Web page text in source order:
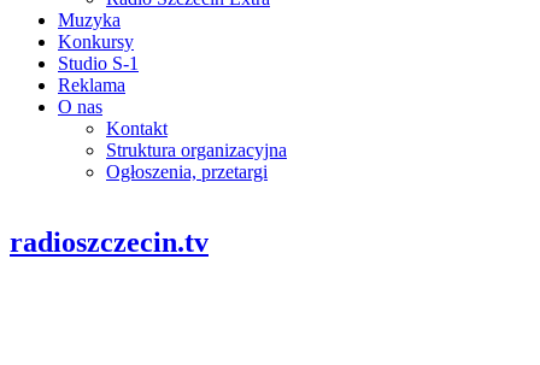
Muzyka
Konkursy
Studio S-1
Reklama
O nas
Kontakt
Struktura organizacyjna
Ogłoszenia, przetargi
radioszczecin.tv